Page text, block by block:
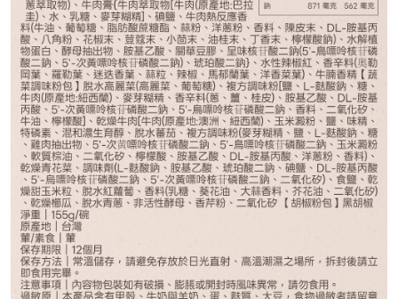
番茄羅宋*1 售完
麻油雞*1 售完
川香麻辣牛肉*1 售完
古早味肉燥蒸蛋*1 − +